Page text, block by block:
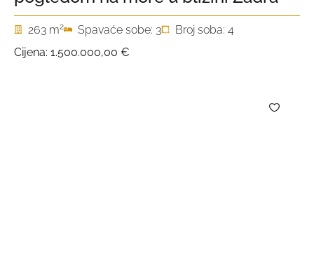
263 m2 Spavaće sobe: 3
Broj soba: 4
Cijena: 1.500.000,00 €